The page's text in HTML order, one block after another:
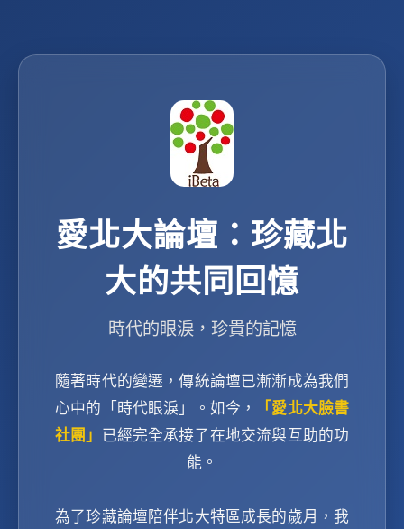
愛北大論壇：珍藏北
大的共同回憶
時代的眼淚，珍貴的記憶
隨著時代的變遷，傳統論壇已漸漸成為我們
心中的「時代眼淚」。如今，
「愛北大臉書
社團」 已經完全承接了在地交流與互助的功
能。
為了珍藏論壇陪伴北大特區成長的歲月，我